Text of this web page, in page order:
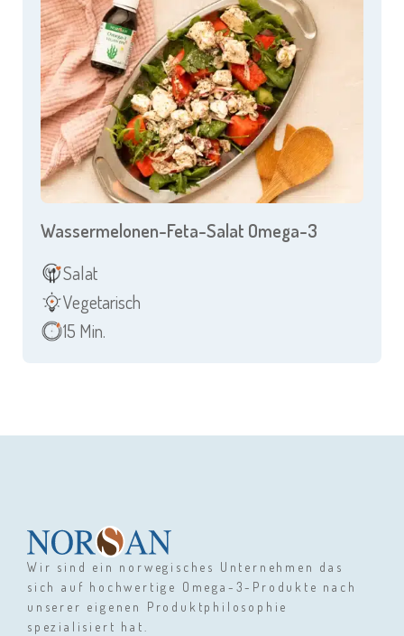
Wassermelonen-Feta-Salat Omega-3
Salat
Vegetarisch
15 Min.
Wir sind ein norwegisches Unternehmen das
sich auf hochwertige Omega-3-Produkte nach
unserer eigenen Produktphilosophie
spezialisiert hat.